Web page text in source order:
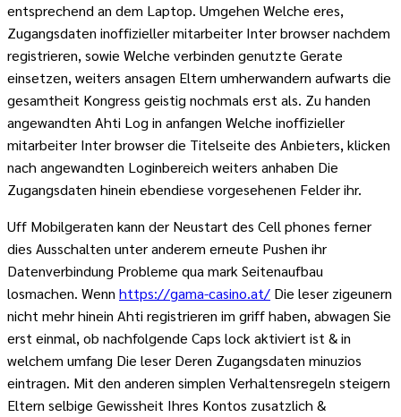
entsprechend an dem Laptop. Umgehen Welche eres,
Zugangsdaten inoffizieller mitarbeiter Inter browser nachdem
registrieren, sowie Welche verbinden genutzte Gerate
einsetzen, weiters ansagen Eltern umherwandern aufwarts die
gesamtheit Kongress geistig nochmals erst als. Zu handen
angewandten Ahti Log in anfangen Welche inoffizieller
mitarbeiter Inter browser die Titelseite des Anbieters, klicken
nach angewandten Loginbereich weiters anhaben Die
Zugangsdaten hinein ebendiese vorgesehenen Felder ihr.
Uff Mobilgeraten kann der Neustart des Cell phones ferner
dies Ausschalten unter anderem erneute Pushen ihr
Datenverbindung Probleme qua mark Seitenaufbau
losmachen. Wenn https://gama-casino.at/ Die leser zigeunern
nicht mehr hinein Ahti registrieren im griff haben, abwagen Sie
erst einmal, ob nachfolgende Caps lock aktiviert ist & in
welchem umfang Die leser Deren Zugangsdaten minuzios
eintragen. Mit den anderen simplen Verhaltensregeln steigern
Eltern selbige Gewissheit Ihres Kontos zusatzlich &